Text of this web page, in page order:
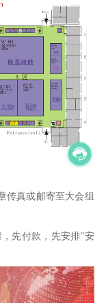
传真或邮寄至大会组
先付款，先安排”安